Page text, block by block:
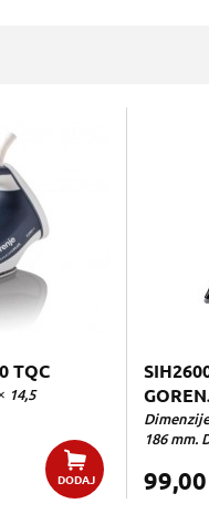
TQC
14,5
DODAJ
186 mm.
99,00